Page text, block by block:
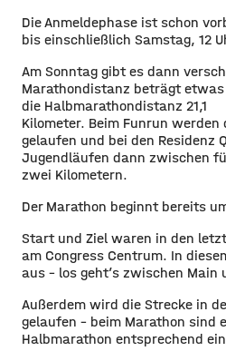
Die Anmeldephase ist schon
bis einschließlich Samstag, 12
Am Sonntag gibt es dann
Marathondistanz beträgt
die Halbmarathondistanz 21,1
Kilometer. Beim Funrun werden
gelaufen und bei den Residenz
Jugendläufen dann zwischen
zwei Kilometern.
Der Marathon beginnt bereits
Start und Ziel waren in den
am Congress Centrum. In
aus – los geht’s zwischen Main
Außerdem wird die Strecke in
gelaufen – beim Marathon sind
Halbmarathon entsprechend